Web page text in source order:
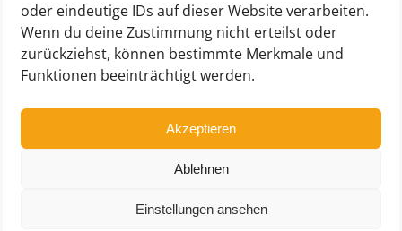
oder eindeutige IDs auf dieser Website verarbeiten.
Wenn du deine Zustimmung nicht erteilst oder
zurückziehst, können bestimmte Merkmale und
Funktionen beeinträchtigt werden.
Akzeptieren
Ablehnen
Einstellungen ansehen